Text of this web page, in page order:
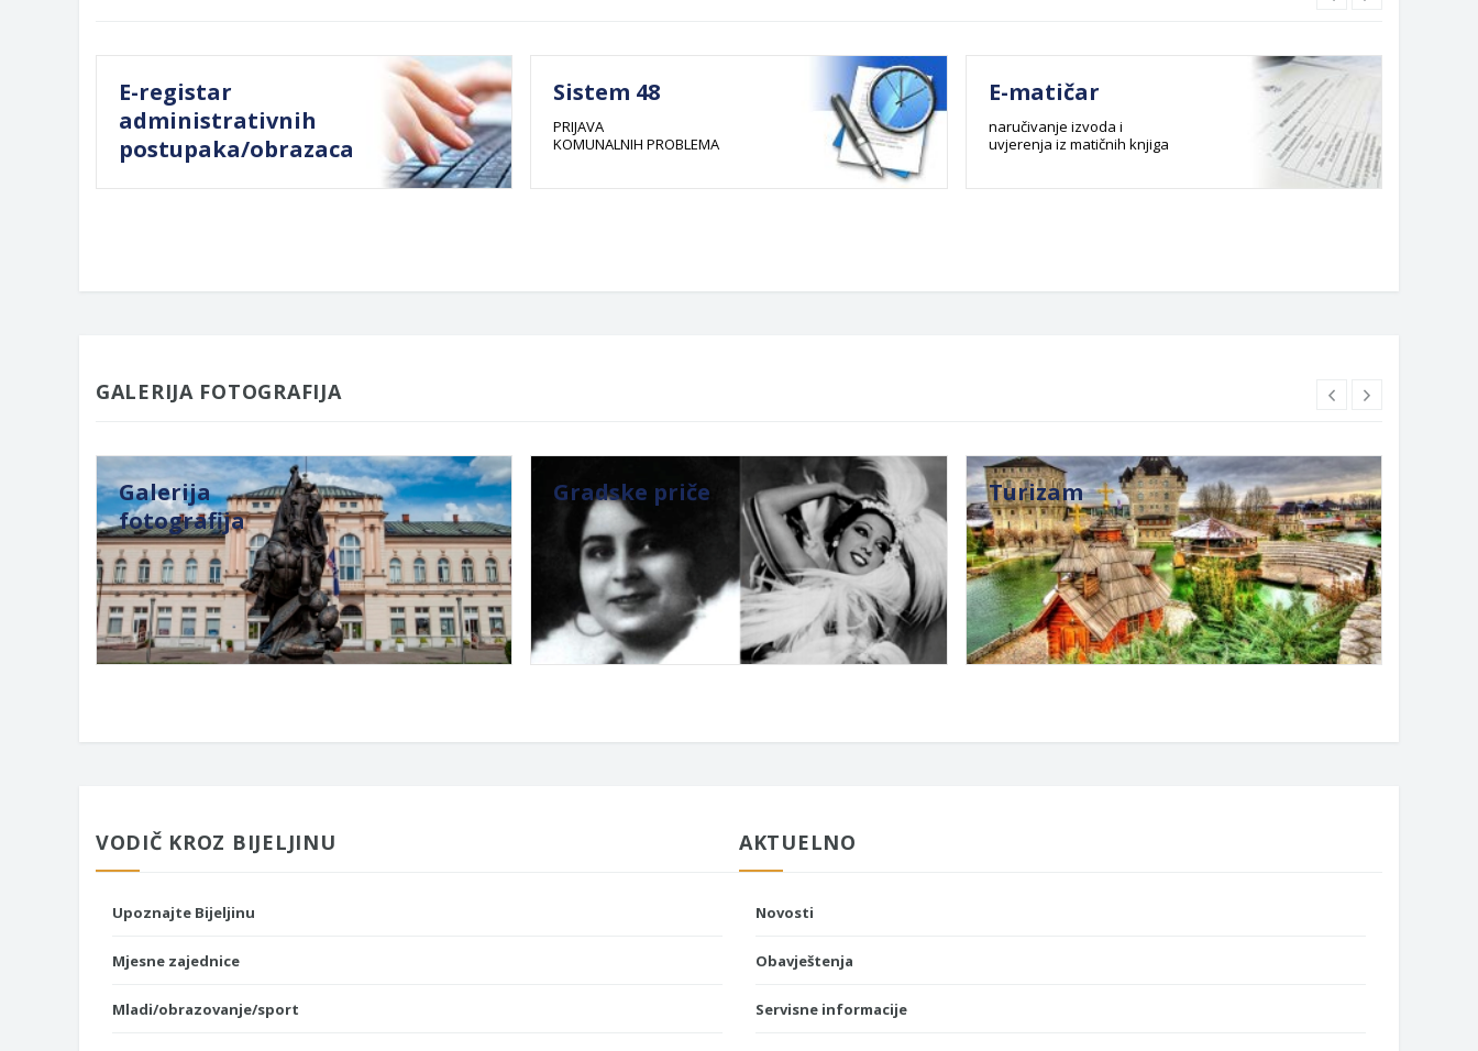
E-registar
administrativnih
postupaka/obrazaca
Sistem 48
PRIJAVA
KOMUNALNIH PROBLEMA
E-matičar
naručivanje izvoda i
uvjerenja iz matičnih knjiga
GALERIJA FOTOGRAFIJA
Galerija
fotografija
Gradske priče Turizam
VODIČ KROZ BIJELJINU
Upoznajte Bijeljinu
Mjesne zajednice
Mladi/obrazovanje/sport
AKTUELNO
Novosti
Obavještenja
Servisne informacije